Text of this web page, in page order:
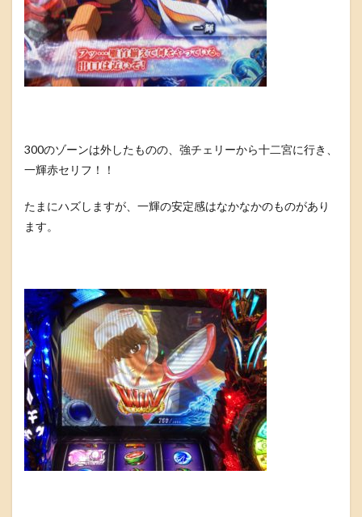
300のゾーンは外したものの、強チェリーから十二宮に行き、
一輝赤セリフ！！
たまにハズしますが、一輝の安定感はなかなかのものがあり
ます。